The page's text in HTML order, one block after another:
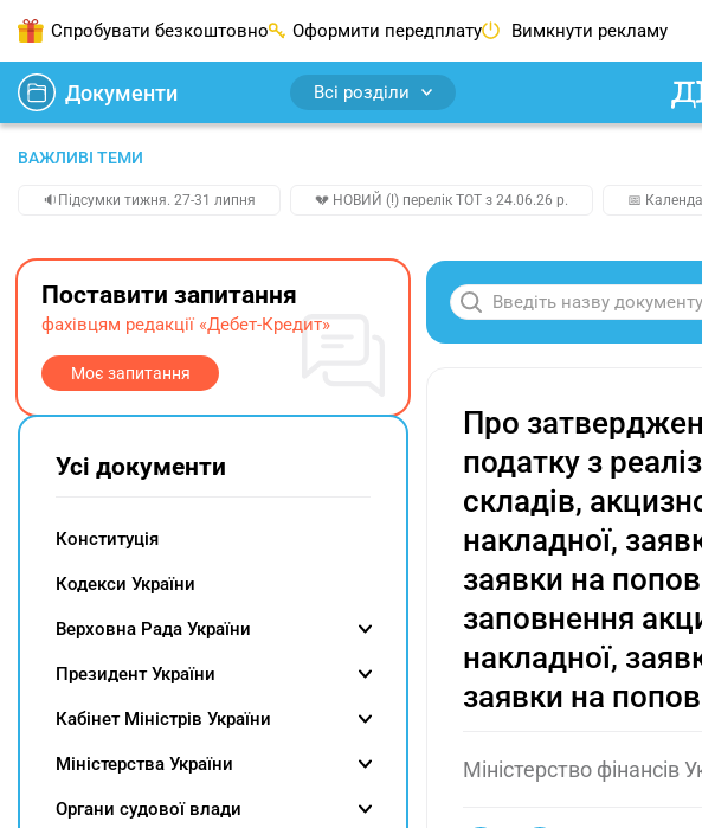
Спробувати безкоштовно Оформити передплату Вимкнути рекламу
Документи Всі розділи
ВАЖЛИВІ ТЕМИ
🔉Підсумки тижня. 27-31 липня 💔 НОВИЙ (!) перелік ТОТ з 24.06.26 р. 📅
Про
податку з
складів,
накладної,
заявки на
заповнення
накладної,
заявки на
Міністерство фінансів
Поставити запитання
фахівцям редакції «Дебет-Кредит»
Моє запитання
Усі документи
Конституція
Кодекси України
Верховна Рада України
Президент України
Кабінет Міністрів України
Міністерства України
Органи судової влади